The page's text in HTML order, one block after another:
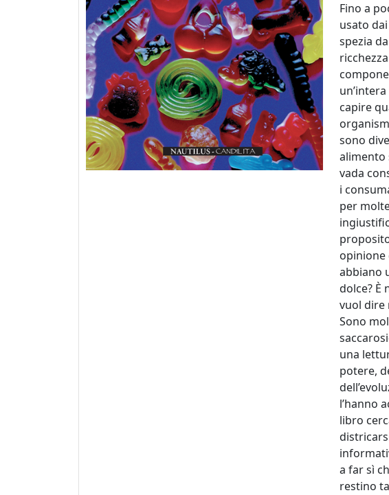
Fino a
usato
spezia
capire
sono
alimento
vada
i
per
opinione
abbiano
dolce? È
vuol dire
Sono
una
potere,
l’hanno
libro
a far sì
restino